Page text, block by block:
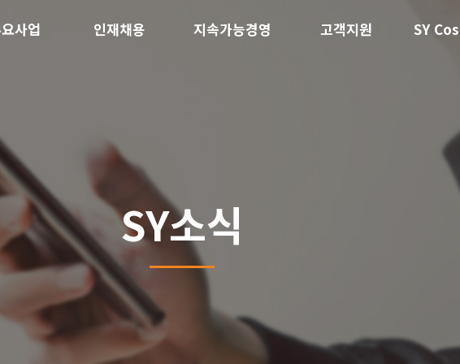
사업 인재채용 지속가능경영 고객지원 SY
SY소식